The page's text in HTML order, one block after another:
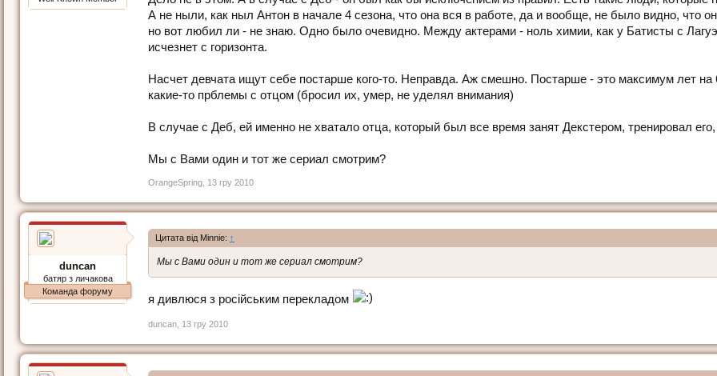
А не ныли, как ныл Антон в начале 4 сезона, что она вся в работе, да и вообще, не было видно, что
но вот любил ли - не знаю. Одно было очевидно. Между актерами - ноль химии, как у Батисты с
исчезнет с горизонта.
Насчет девчата ищут себе постарше кого-то. Неправда. Аж смешно. Постарше - это максимум лет
какие-то прблемы с отцом (бросил их, умер, не уделял внимания)
В случае с Деб, ей именно не хватало отца, который был все время занят Декстером, тренировал
Мы с Вами один и тот же сериал смотрим?
OrangeSpring 13 гру 2010
duncan
батяр з личакова
Команда форуму
Цитата від Minnie: ↑
Мы с Вами один и тот же сериал смотрим?
я дивлюся з російським перекладом
duncan 13 гру 2010